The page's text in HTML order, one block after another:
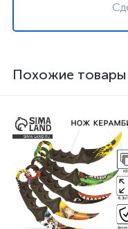
Похожие товары